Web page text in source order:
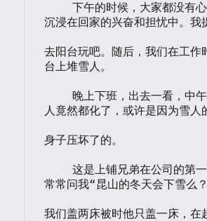
    下午的时候，大家都没有心情工作了，
沉浸在回家的兴奋和担忧中。我
去阳台玩吧。随后，我们在工作
台上堆雪人。
    晚上下班，出去一看，中午堆出来的雪
人竟然都化了，或许是因为雪人
身子压坏了的。
    这是上铺兄弟在公司的第一个冬天，他
常常问我“昆山的冬天会下雪么
我们盖两床被时他只盖一床，在